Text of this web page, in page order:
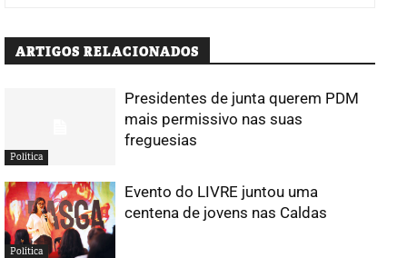
ARTIGOS RELACIONADOS
Política
Presidentes de junta querem PDM
mais permissivo nas suas
freguesias
Política
Evento do LIVRE juntou uma
centena de jovens nas Caldas